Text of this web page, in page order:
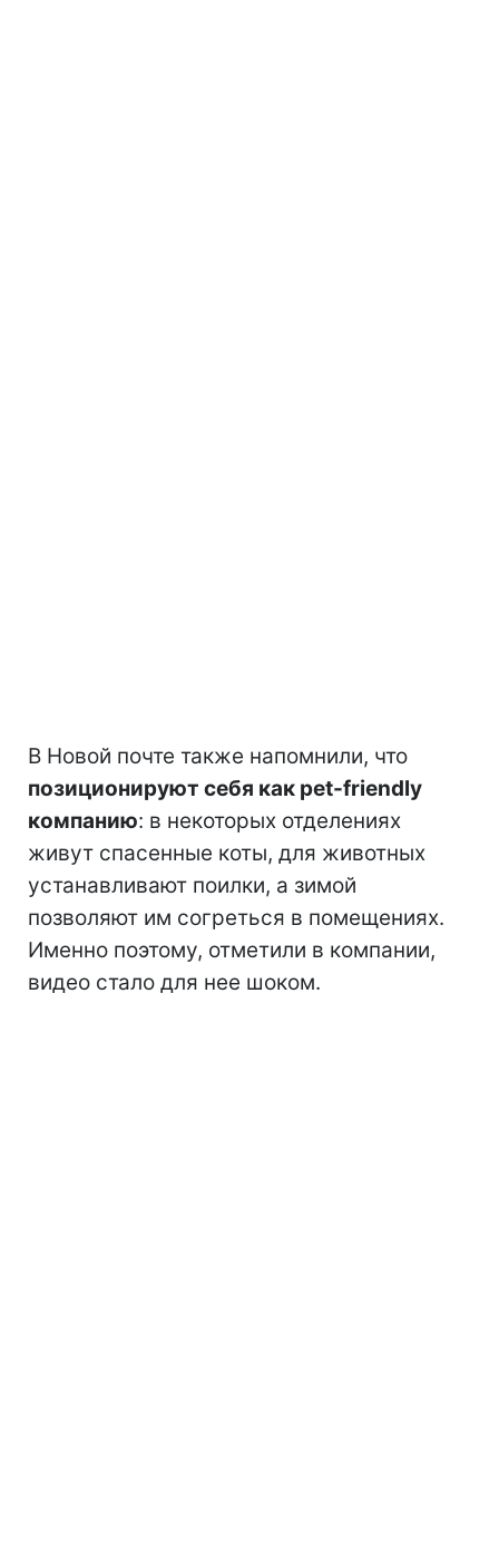
В Новой почте также напомнили, что
позиционируют себя как pet-friendly
компанию: в некоторых отделениях
живут спасенные коты, для животных
устанавливают поилки, а зимой
позволяют им согреться в помещениях.
Именно поэтому, отметили в компании,
видео стало для нее шоком.